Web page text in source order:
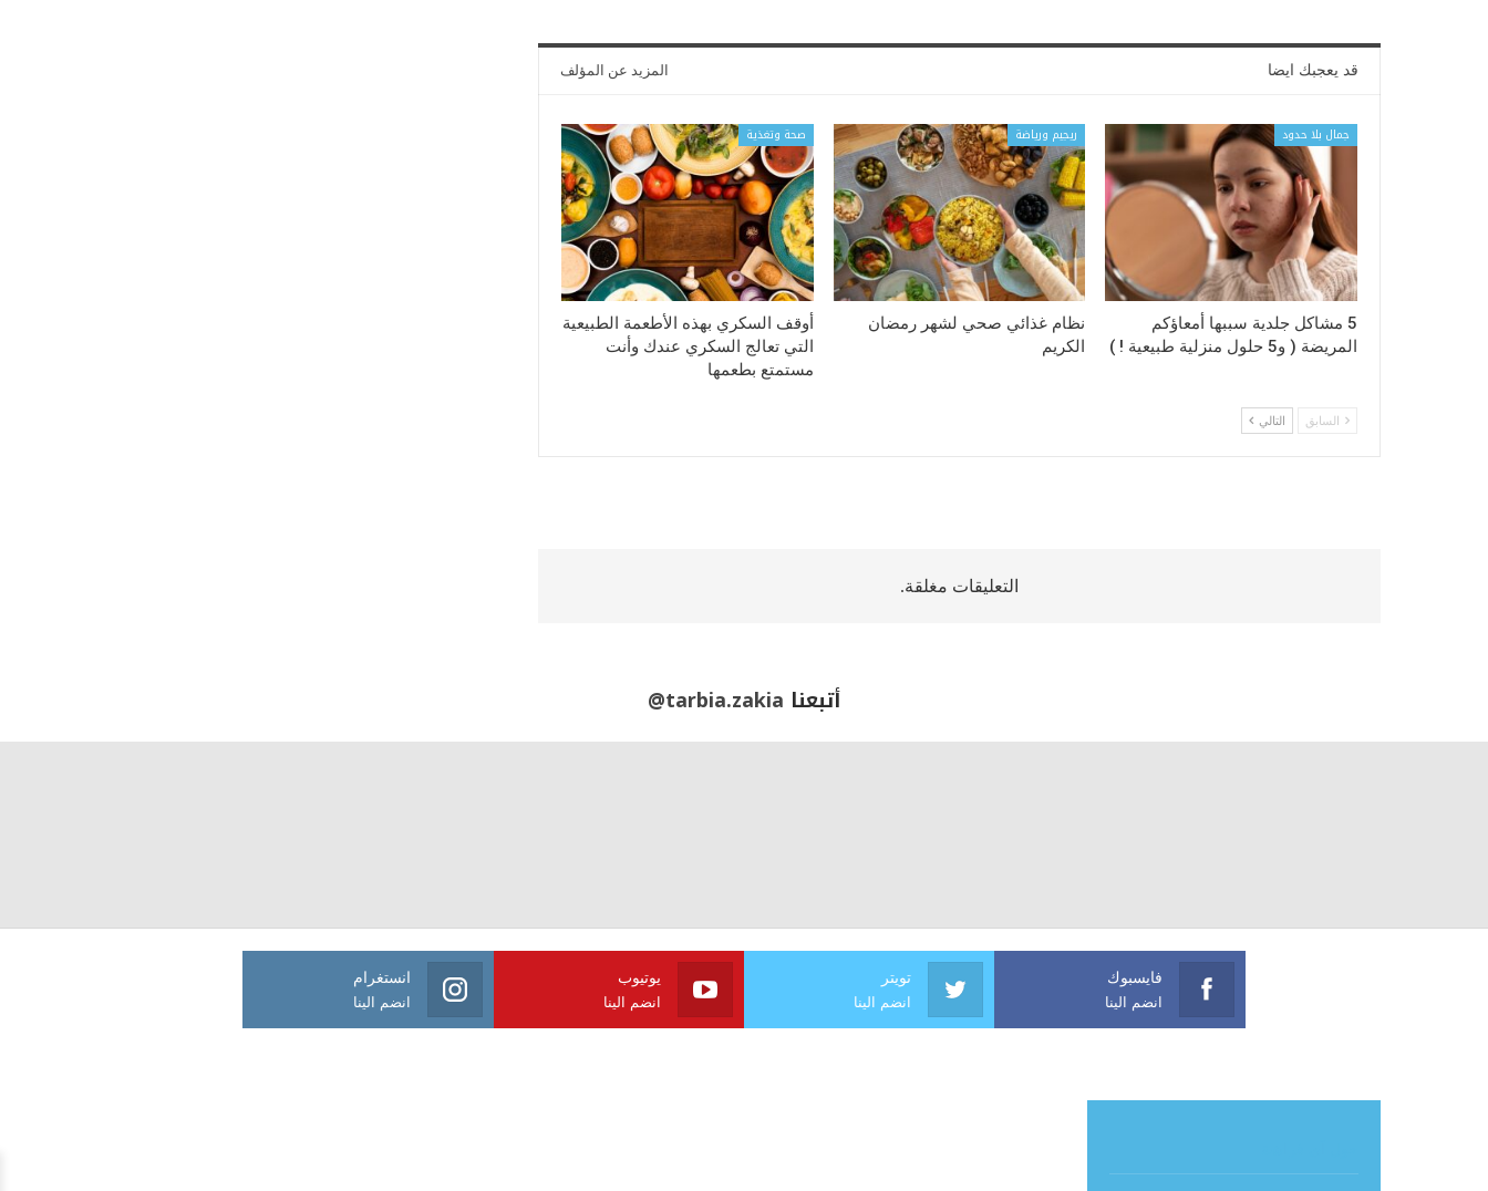
قد يعجبك ايضا المزيد عن المؤلف
جمال بلا حدود
5 مشاكل جلدية سببها أمعاؤكم
المريضة ( و5 حلول منزلية طبيعية ! )
ريجيم ورياضة
نظام غذائي صحي لشهر رمضان
الكريم
صحة وتغذية
أوقف السكري بهذه الأطعمة الطبيعية
التي تعالج السكري عندك وأنت
مستمتع بطعمها
السابق التالي
التعليقات مغلقة.
أتبعنا @tarbia.zakia
فايسبوك
انضم الينا
تويتر
انضم الينا
يوتيوب
انضم الينا
انستغرام
انضم الينا